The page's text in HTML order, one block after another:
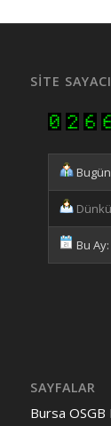
SITE SAYACI
Bu
SAYFALAR
Bursa OSGB